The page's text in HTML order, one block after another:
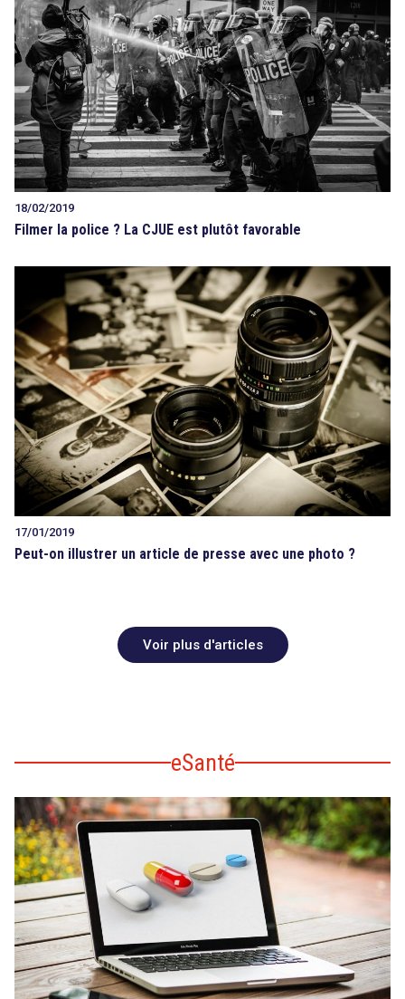
18/02/2019
Filmer la police ? La CJUE est plutôt favorable
17/01/2019
Peut-on illustrer un article de presse avec une photo ?
Voir plus d'articles
eSanté
search